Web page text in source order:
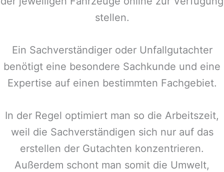
stellen.
Ein Sachverständiger oder Unfallgutachter
benötigt eine besondere Sachkunde und eine
Expertise auf einen bestimmten Fachgebiet.
In der Regel optimiert man so die Arbeitszeit,
weil die Sachverständigen sich nur auf das
erstellen der Gutachten konzentrieren.
Außerdem schont man somit die Umwelt,